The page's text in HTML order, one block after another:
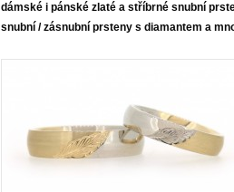
dámské i pánské zlaté a stříbrné snubní
snubní / zásnubní prsteny s diamantem a